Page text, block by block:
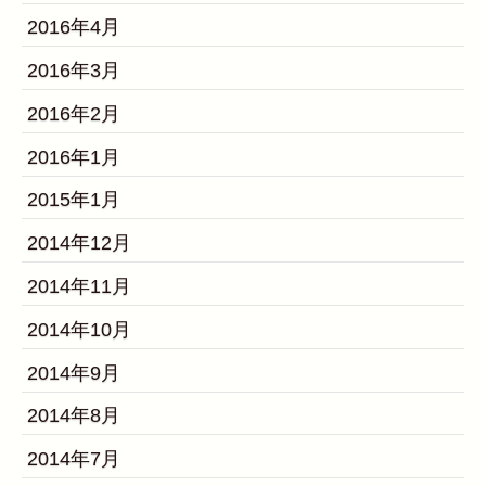
2016年4月
2016年3月
2016年2月
2016年1月
2015年1月
2014年12月
2014年11月
2014年10月
2014年9月
2014年8月
2014年7月